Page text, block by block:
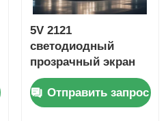
5V 2121
светодиодный
прозрачный экран
кристально чистый
цифровой медиа
дисплей для
Отправить запрос